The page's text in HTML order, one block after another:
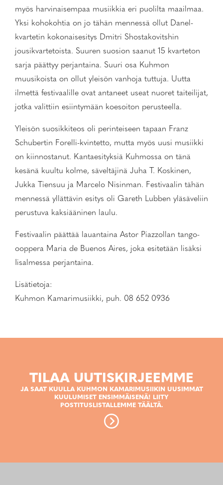
myös harvinaisempaa musiikkia eri puolilta maailmaa.
Yksi kohokohtia on jo tähän mennessä ollut Danel-
kvartetin kokonaisesitys Dmitri Shostakovitshin
jousikvartetoista. Suuren suosion saanut 15 kvarteton
sarja päättyy perjantaina. Suuri osa Kuhmon
muusikoista on ollut yleisön vanhoja tuttuja. Uutta
ilmettä festivaalille ovat antaneet useat nuoret taiteilijat,
jotka valittiin esiintymään koesoiton perusteella.
Yleisön suosikkiteos oli perinteiseen tapaan Franz
Schubertin Forelli-kvintetto, mutta myös uusi musiikki
on kiinnostanut. Kantaesityksiä Kuhmossa on tänä
kesänä kuultu kolme, säveltäjinä Juha T. Koskinen,
Jukka Tiensuu ja Marcelo Nisinman. Festivaalin tähän
mennessä yllättävin esitys oli Gareth Lubben yläsäveliin
perustuva kaksiääninen laulu.
Festivaalin päättää lauantaina Astor Piazzollan tango-
ooppera Maria de Buenos Aires, joka esitetään lisäksi
Iisalmessa perjantaina.
Lisätietoja:
Kuhmon Kamarimusiikki, puh. 08 652 0936
TILAA UUTISKIRJEEMME
JA SAAT KUULLA KUHMON KAMARIMUSIIKIN UUSIMMAT
KUULUMISET ENSIMMÄISENÄ! LIITY
POSTITUSLISTALLEMME TÄÄLTÄ.